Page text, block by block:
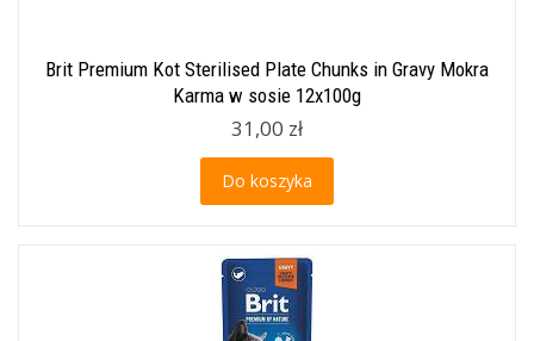
Brit Premium Kot Sterilised Plate Chunks in Gravy Mokra
Karma w sosie 12x100g
31,00 zł
Do koszyka